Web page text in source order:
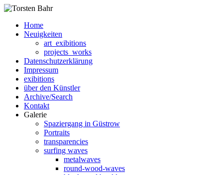
Home
Neuigkeiten
art_exibitions
projects_works
Datenschutzerklärung
Impressum
exibitions
über den Künstler
Archive/Search
Kontakt
Galerie
Spaziergang in Güstrow
Portraits
transparencies
surfing waves
metalwaves
round-wood-waves